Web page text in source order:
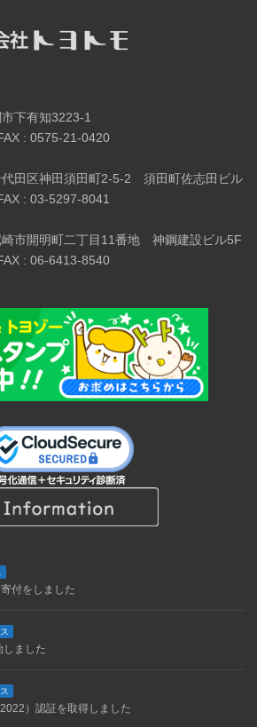
下有知3223-1
: 0575-21-0420
田区神田須田町2-5-2 須田町佐志田ビル
: 03-5297-8041
市開明町二丁目11番地 神鋼建設ビル5F
: 06-6413-8540
付をしました
しました
）認証を取得しました